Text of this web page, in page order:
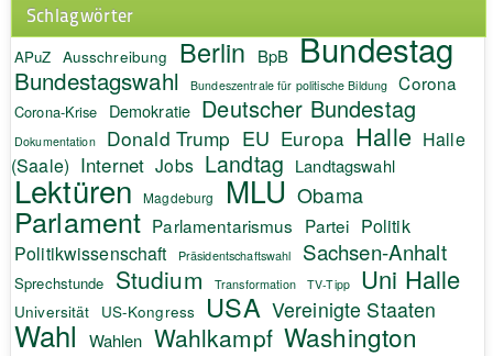
Schlagwörter
APuZ Ausschreibung Berlin BpB Bundestag
Bundestagswahl Bundeszentrale für politische Bildung Corona
Corona-Krise Demokratie Deutscher Bundestag
Dokumentation Donald Trump EU Europa Halle Halle
(Saale) Internet Jobs Landtag Landtagswahl
Lektüren Magdeburg MLU Obama
Parlament Parlamentarismus Partei Politik
Politikwissenschaft Präsidentschaftswahl Sachsen-Anhalt
Sprechstunde Studium Transformation TV-Tipp Uni Halle
Universität US-Kongress USA Vereinigte Staaten
Wahl Wahlen Wahlkampf Washington